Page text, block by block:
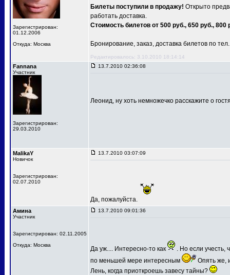
Зарегистрирован:
01.12.2006
Откуда: Москва
Билеты поступили в продажу! Открыто
работать доставка.
Стоимость билетов от 500 руб., 650 руб., 800
Бронирование, заказ, доставка билетов по
Редактировалось: 3.10.2010 18:14:14
Fannana
Участник
Зарегистрирован:
29.03.2010
13.7.2010 02:36:08
Леонид, ну хоть немножечко расскажите о
MalikaY
Новичок
Зарегистрирован:
02.07.2010
13.7.2010 03:07:09
Да, пожалуйста.
Амина
Участник
Зарегистрирован: 02.11.2005
Откуда: Москва
13.7.2010 09:01:36
Да уж.... Интересно-то как
. Но если учесть,
по меньшей мере интересным
Опять же,
Лень, когда приоткроешь завесу тайны?